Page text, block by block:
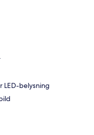
LED-belysning